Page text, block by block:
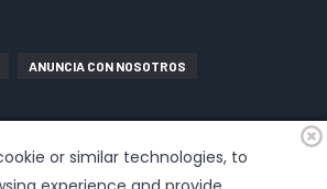
ANUNCIA CON NOSOTROS
or similar technologies, to